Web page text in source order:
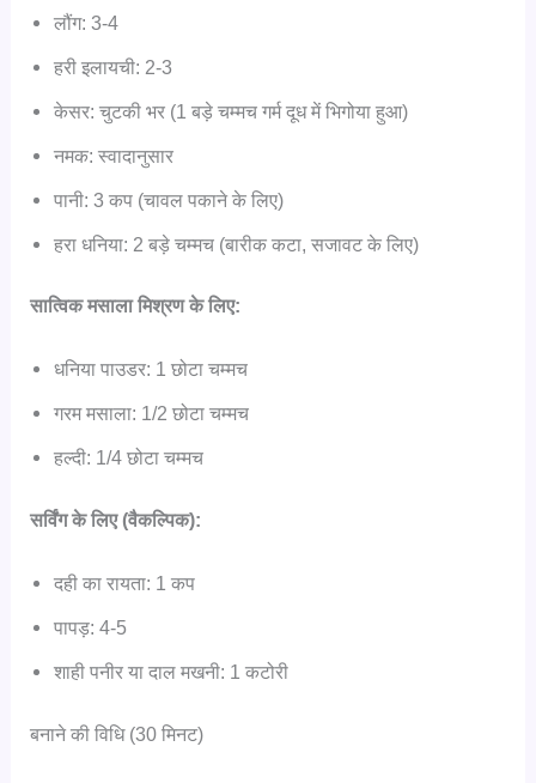
लौंग: 3-4
हरी इलायची: 2-3
केसर: चुटकी भर (1 बड़े चम्मच गर्म दूध में भिगोया हुआ)
नमक: स्वादानुसार
पानी: 3 कप (चावल पकाने के लिए)
हरा धनिया: 2 बड़े चम्मच (बारीक कटा, सजावट के लिए)
सात्विक मसाला मिश्रण के लिए:
धनिया पाउडर: 1 छोटा चम्मच
गरम मसाला: 1/2 छोटा चम्मच
हल्दी: 1/4 छोटा चम्मच
सर्विंग के लिए (वैकल्पिक):
दही का रायता: 1 कप
पापड़: 4-5
शाही पनीर या दाल मखनी: 1 कटोरी
बनाने की विधि (30 मिनट)